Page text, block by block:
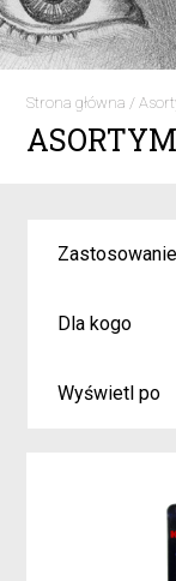
Strona główna /
Zastosowanie
malowanie
kreślenie
Dla kogo
Artyści i
Inspiracje
Wyświetl po